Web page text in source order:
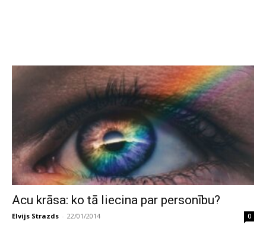
Acu krāsa: ko tā liecina par personību?
Elvijs Strazds - 22/01/2014 0